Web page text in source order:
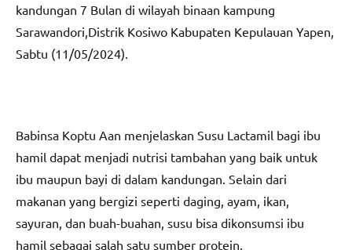
kandungan 7 Bulan di wilayah binaan kampung
Sarawandori,Distrik Kosiwo Kabupaten Kepulauan Yapen,
Sabtu (11/05/2024).
Babinsa Koptu Aan menjelaskan Susu Lactamil bagi ibu
hamil dapat menjadi nutrisi tambahan yang baik untuk
ibu maupun bayi di dalam kandungan. Selain dari
makanan yang bergizi seperti daging, ayam, ikan,
sayuran, dan buah-buahan, susu bisa dikonsumsi ibu
hamil sebagai salah satu sumber protein.